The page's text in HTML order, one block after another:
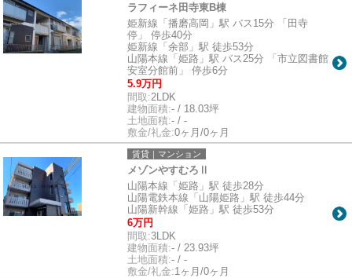
ラフィーネ田寺東B棟
姫新線「播磨高岡」駅 バス15分 「田寺
停」 停歩40分
姫新線「余部」駅 徒歩53分
山陽本線「姫路」駅 バス25分 「市立図書館
安室分館前」 停歩6分
5.9万円
間取:2LDK
建物面積:- / 18.03坪
土地面積:- / -
敷金/礼金:0ヶ月/0ヶ月
賃貸｜マンション
メゾンやすむろⅡ
山陽本線「姫路」駅 徒歩28分
山陽電鉄本線「山陽姫路」駅 徒歩44分
山陽新幹線「姫路」駅 徒歩53分
6万円
間取:3LDK
建物面積:- / 23.93坪
土地面積:- / -
敷金/礼金:1ヶ月/0ヶ月